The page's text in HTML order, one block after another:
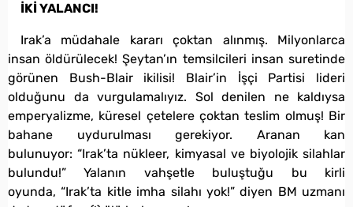
İKİ YALANCI!
Irak’a müdahale kararı çoktan alınmış. Milyonlarca
insan öldürülecek! Şeytan’ın temsilcileri insan suretinde
görünen Bush-Blair ikilisi! Blair’in İşçi Partisi lideri
olduğunu da vurgulamalıyız. Sol denilen ne kaldıysa
emperyalizme, küresel çetelere çoktan teslim olmuş! Bir
bahane uydurulması gerekiyor. Aranan kan
bulunuyor: “Irak’ta nükleer, kimyasal ve biyolojik silahlar
bulundu!” Yalanın vahşetle buluştuğu bu kirli
oyunda, “Irak’ta kitle imha silahı yok!” diyen BM uzmanı